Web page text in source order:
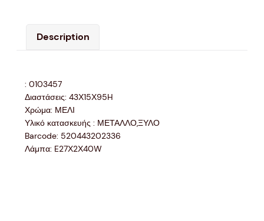
Description
: 0103457
Διαστάσεις: 43Χ15Χ95H
Χρώμα: ΜΕΛΙ
Υλικό κατασκευής : ΜΕΤΑΛΛΟ,ΞΥΛΟ
Barcode: 520443202336
Λάμπα: E27Χ2Χ40W